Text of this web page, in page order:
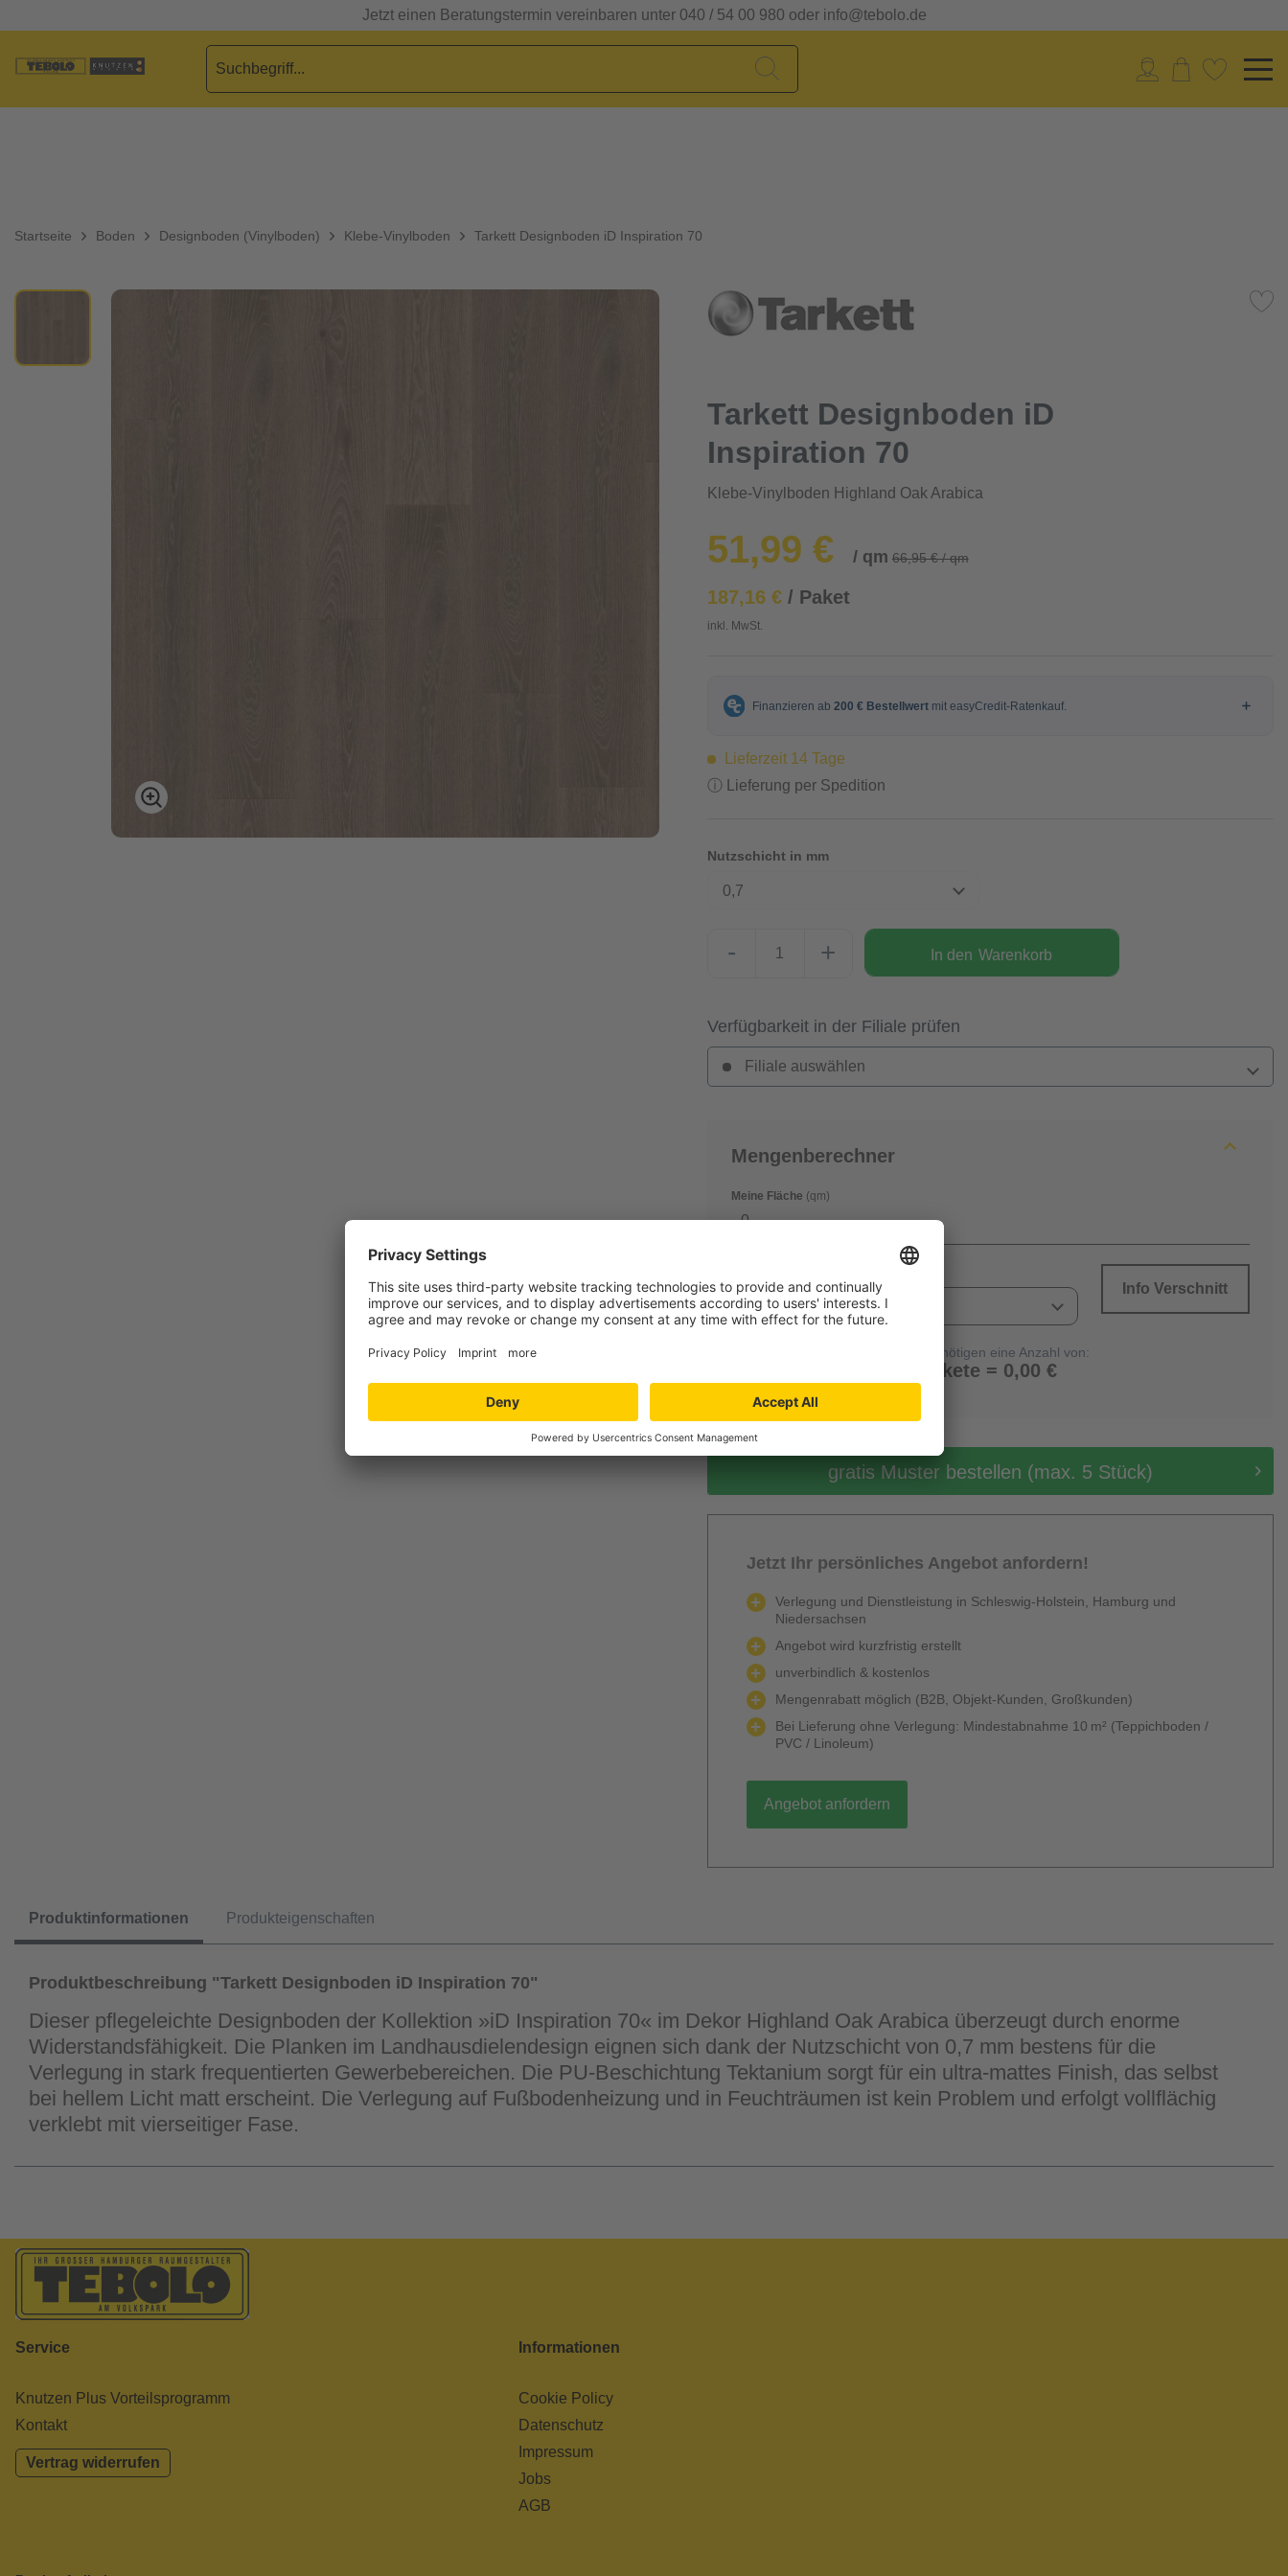
Jetzt einen Beratungstermin vereinbaren unter 040 / 54 00 980 oder info@tebolo.de
Startseite Boden Designboden (Vinylboden) Klebe-Vinylboden Tarkett Designboden iD Inspiration 70
Tarkett Designboden iD
Inspiration 70
Klebe-Vinylboden Highland Oak Arabica
51,99 € / qm 66,95 € / qm
187,16 €/ Paket
inkl. MwSt.
Lieferzeit 14 Tage
ⓘ Lieferung per Spedition
Nutzschicht in mm
0,7
- + In den Warenkorb
Verfügbarkeit in der Filiale prüfen
Filiale auswählen
Mengenberechner
Meine Fläche (qm)
0
Info Verschnitt
Sie benötigen eine Anzahl von:
0 Pakete = 0,00 €
gratis Muster bestellen (max. 5 Stück)
Jetzt Ihr persönliches Angebot anfordern!
Verlegung und Dienstleistung in Schleswig-Holstein, Hamburg und
Niedersachsen
Angebot wird kurzfristig erstellt
unverbindlich & kostenlos
Mengenrabatt möglich (B2B, Objekt-Kunden, Großkunden)
Bei Lieferung ohne Verlegung: Mindestabnahme 10 m² (Teppichboden /
PVC / Linoleum)
Angebot anfordern
Produktinformationen Produkteigenschaften
Produktbeschreibung "Tarkett Designboden iD Inspiration 70"
Dieser pflegeleichte Designboden der Kollektion »iD Inspiration 70« im Dekor Highland Oak Arabica überzeugt durch enorme
Widerstandsfähigkeit. Die Planken im Landhausdielendesign eignen sich dank der Nutzschicht von 0,7 mm bestens für die
Verlegung in stark frequentierten Gewerbebereichen. Die PU-Beschichtung Tektanium sorgt für ein ultra-mattes Finish, das selbst
bei hellem Licht matt erscheint. Die Verlegung auf Fußbodenheizung und in Feuchträumen ist kein Problem und erfolgt vollflächig
verklebt mit vierseitiger Fase.
Service
Knutzen Plus Vorteilsprogramm
Kontakt
Vertrag widerrufen
Informationen
Cookie Policy
Datenschutz
Impressum
Jobs
AGB